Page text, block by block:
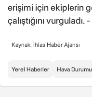
erişimi için ekiplerin
çalıştığını vurguladı.
Kaynak: İhlas Haber Ajansı
Yerel Haberler Hava Durumu